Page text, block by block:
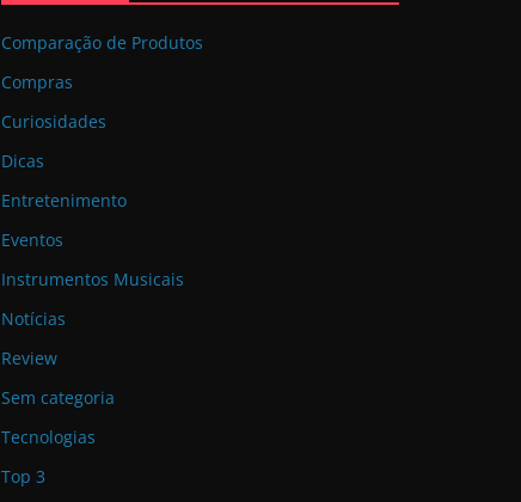
Comparação de Produtos
Compras
Curiosidades
Dicas
Entretenimento
Eventos
Instrumentos Musicais
Notícias
Review
Sem categoria
Tecnologias
Top 3